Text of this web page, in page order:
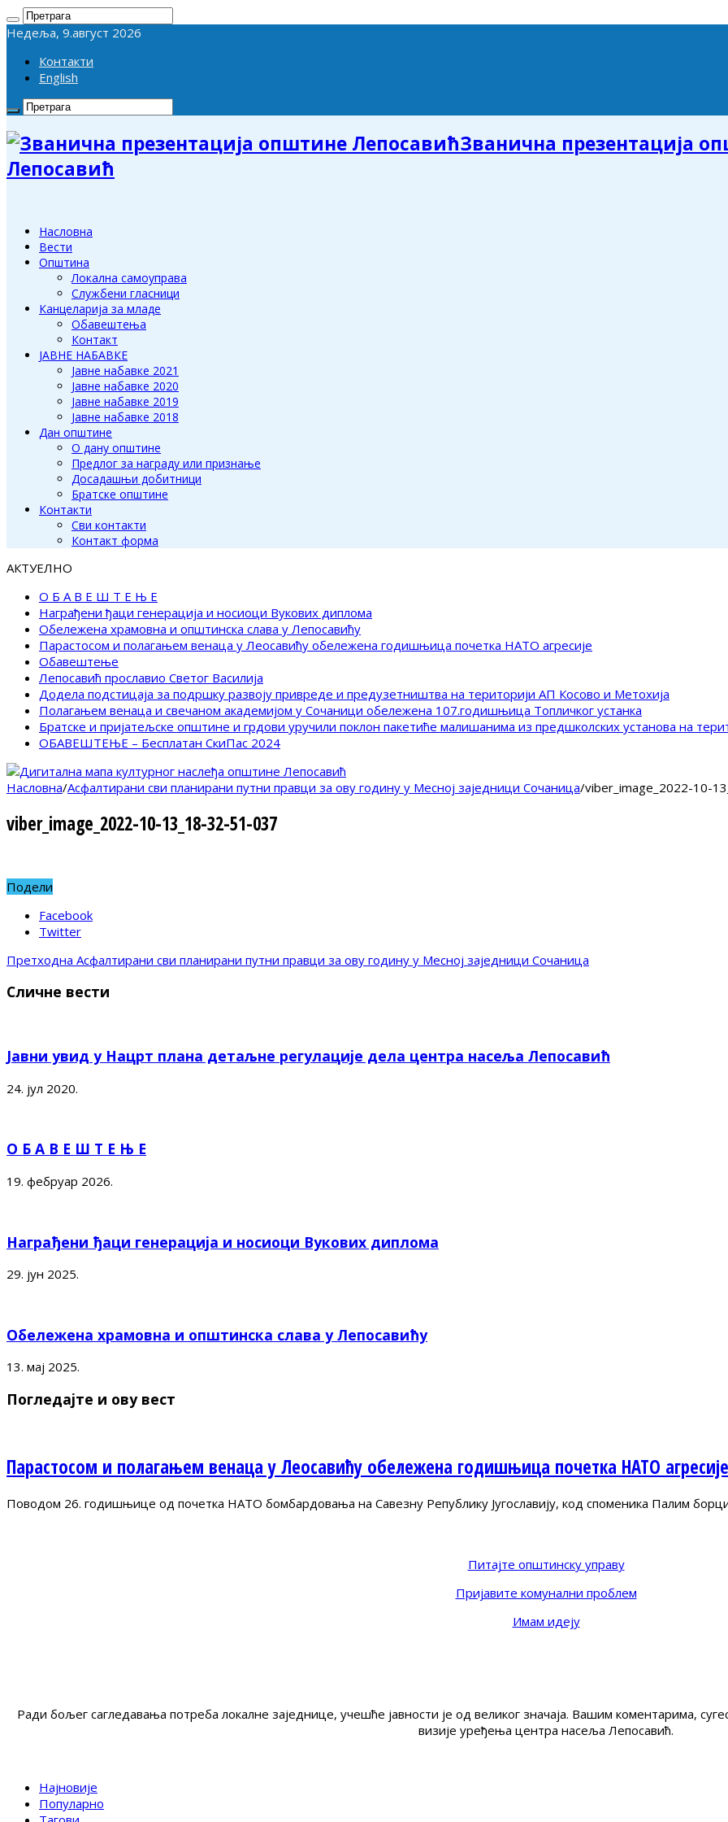
Недеља, 9.август 2026
Контакти
English
Званична презентација
Лепосавић
Насловна
Вести
Општина
Локална самоуправа
Службени гласници
Канцеларија за младе
Обавештења
Контакт
ЈАВНЕ НАБАВКЕ
Јавне набавке 2021
Јавне набавке 2020
Јавне набавке 2019
Јавне набавке 2018
Дан општине
О дану општине
Предлог за награду или признање
Досадашњи добитници
Братске општине
Контакти
Сви контакти
Контакт форма
АКТУЕЛНО
О Б А В Е Ш Т Е Њ Е
Награђени ђаци генерација и носиоци Вукових диплома
Обележена храмовна и општинска слава у Лепосавићу
Парастосом и полагањем венаца у Леосавићу обележена годишњица почетка НАТО агресије
Обавештење
Лепосавић прославио Светог Василија
Додела подстицаја за подршку развоју привреде и предузетништва на територији АП Косово и Метохија
Полагањем венаца и свечаном академијом у Сочаници обележена 107.годишњица Топличког устанка
Братске и пријатељске општине и грдови уручили поклон пакетиће малишанима из предшколских установа на
ОБАВЕШТЕЊЕ – Бесплатан СкиПас 2024
Насловна/Асфалтирани сви планирани путни правци за ову годину у Месној заједници Сочаница/viber_image_2022-10-
viber_image_2022-10-13_18-32-51-037
Подели
Facebook
Twitter
Претходна Асфалтирани сви планирани путни правци за ову годину у Месној заједници Сочаница
Сличне вести
Јавни увид у Нацрт плана детаљне регулације дела центра насеља Лепосавић
24. јул 2020.
О Б А В Е Ш Т Е Њ Е
19. фебруар 2026.
Награђени ђаци генерација и носиоци Вукових диплома
29. јун 2025.
Обележена храмовна и општинска слава у Лепосавићу
13. мај 2025.
Погледајте и ову вест
Парастосом и полагањем венаца у Леосавићу обележена годишњица почетка НАТО агресије
Поводом 26. годишњице од почетка НАТО бомбардовања на Савезну Републику Југославију, код споменика Палим
Питајте општинску управу
Пријавите комунални проблем
Имам идеју
Ради бољег сагледавања потреба локалне заједнице, учешће јавности је од великог значаја. Вашим коментарима,
визије уређења центра насеља Лепосавић.
Најновије
Популарно